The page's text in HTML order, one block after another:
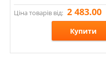
Ціна товарів від: 2 483.00
Купити
Розміри: 500-1500х120х20;